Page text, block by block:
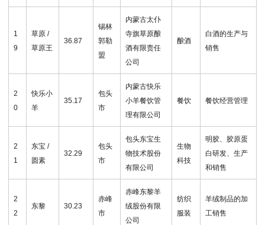
1
9
草原 /
草原王
36.87
锡林
郭勒
盟
内蒙古太仆
寺旗草原酿
酒有限责任
公司
酿酒
白酒的生产与
销售
2
0
快乐小
羊
35.17
包头
市
内蒙古快乐
小羊餐饮管
理有限公司
餐饮 餐饮经营管理
2
1
东宝 /
圆素
32.29
包头
市
包头东宝生
物技术股份
有限公司
生物
科技
明胶、胶原蛋
白研发、生产
和销售
2
2
东黎 30.23
赤峰
市
赤峰东黎羊
绒股份有限
公司
纺织
服装
羊绒制品的加
工销售